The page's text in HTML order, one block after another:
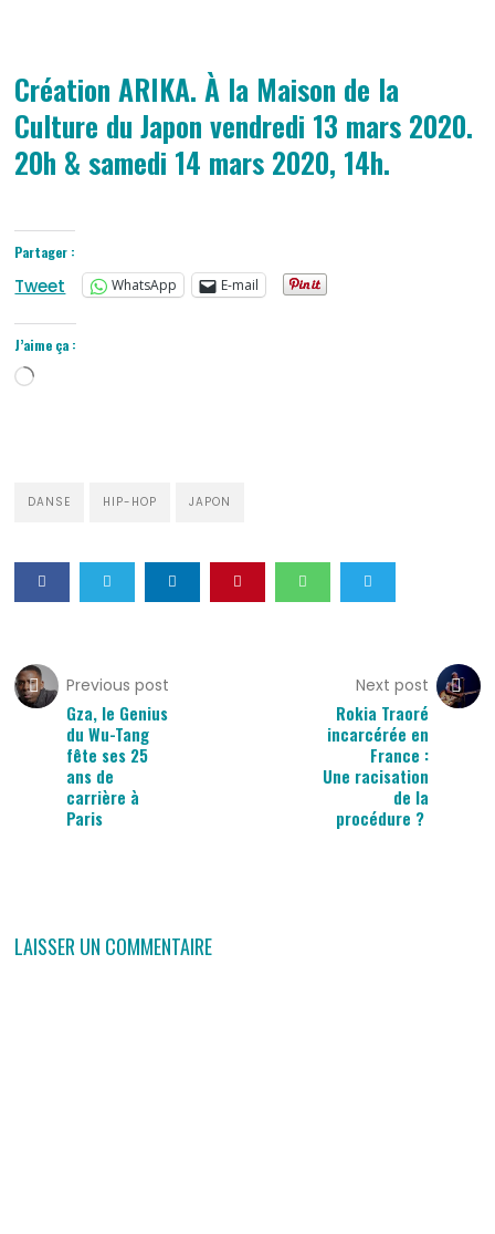
Création ARIKA. À la Maison de la
Culture du Japon vendredi 13 mars 2020.
20h & samedi 14 mars 2020, 14h.
Partager :
Tweet WhatsApp E-mail
J’aime ça :
Chargement…
DANSE HIP-HOP JAPON
Previous post
Gza, le Genius
du Wu-Tang
fête ses 25
ans de
carrière à
Paris
Next post
Rokia Traoré
incarcérée en
France :
Une racisation
de la
procédure ?
LAISSER UN COMMENTAIRE